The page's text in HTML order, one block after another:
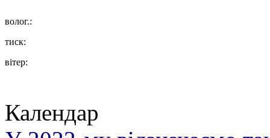
волог.:
тиск:
вітер:
Календар